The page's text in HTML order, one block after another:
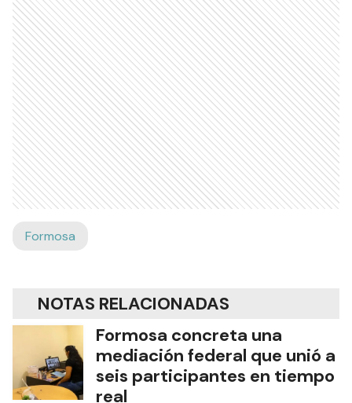
Formosa
NOTAS RELACIONADAS
Formosa concreta una
mediación federal que unió a
seis participantes en tiempo
real